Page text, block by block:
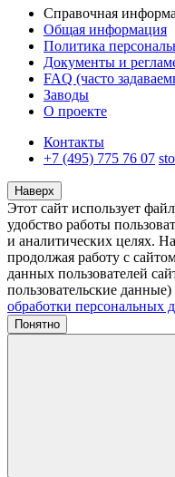
Справочная
Общая информация
Политика
Документы и
FAQ (часто
Заводы
О проекте
Контакты
+7 (495) 775 76 07
Наверх
Этот сайт использует
удобство работы
и аналитических целях.
продолжая работу с
данных пользователей
пользовательские данные)
обработки персональных
Понятно